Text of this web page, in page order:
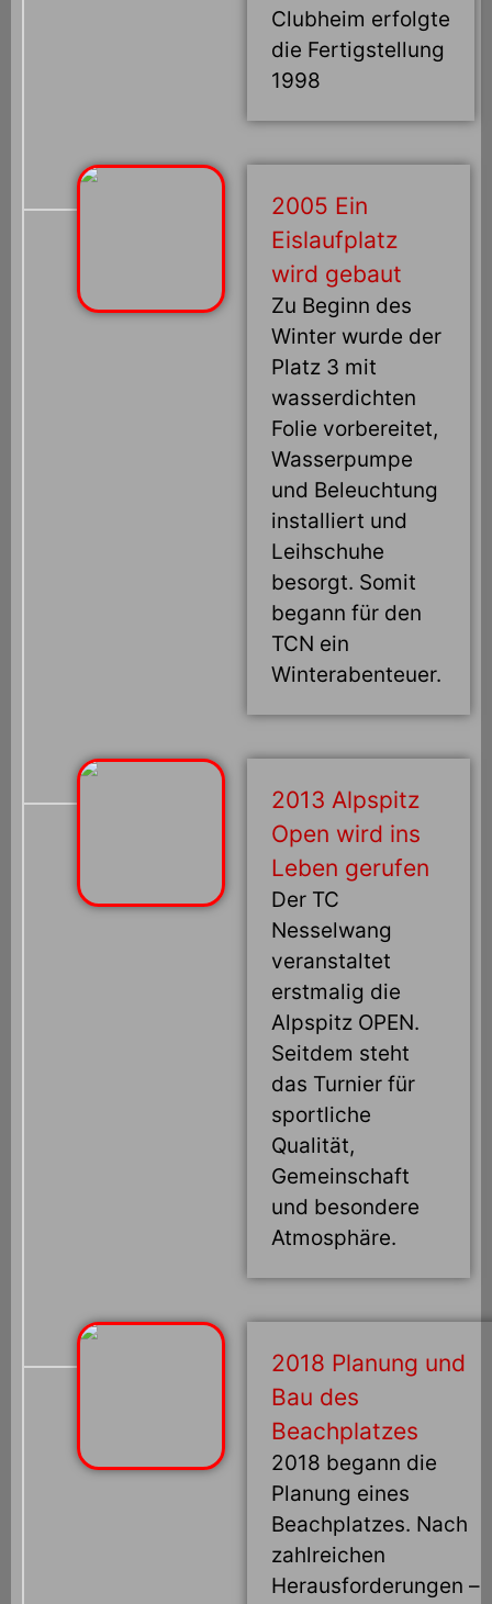
Clubheim erfolgte
die Fertigstellung
1998
2005 Ein
Eislaufplatz
wird gebaut
Zu Beginn des
Winter wurde der
Platz 3 mit
wasserdichten
Folie vorbereitet,
Wasserpumpe
und Beleuchtung
installiert und
Leihschuhe
besorgt. Somit
begann für den
TCN ein
Winterabenteuer.
2013 Alpspitz
Open wird ins
Leben gerufen
Der TC
Nesselwang
veranstaltet
erstmalig die
Alpspitz OPEN.
Seitdem steht
das Turnier für
sportliche
Qualität,
Gemeinschaft
und besondere
Atmosphäre.
2018 Planung und
Bau des
Beachplatzes
2018 begann die
Planung eines
Beachplatzes. Nach
zahlreichen
Herausforderungen –